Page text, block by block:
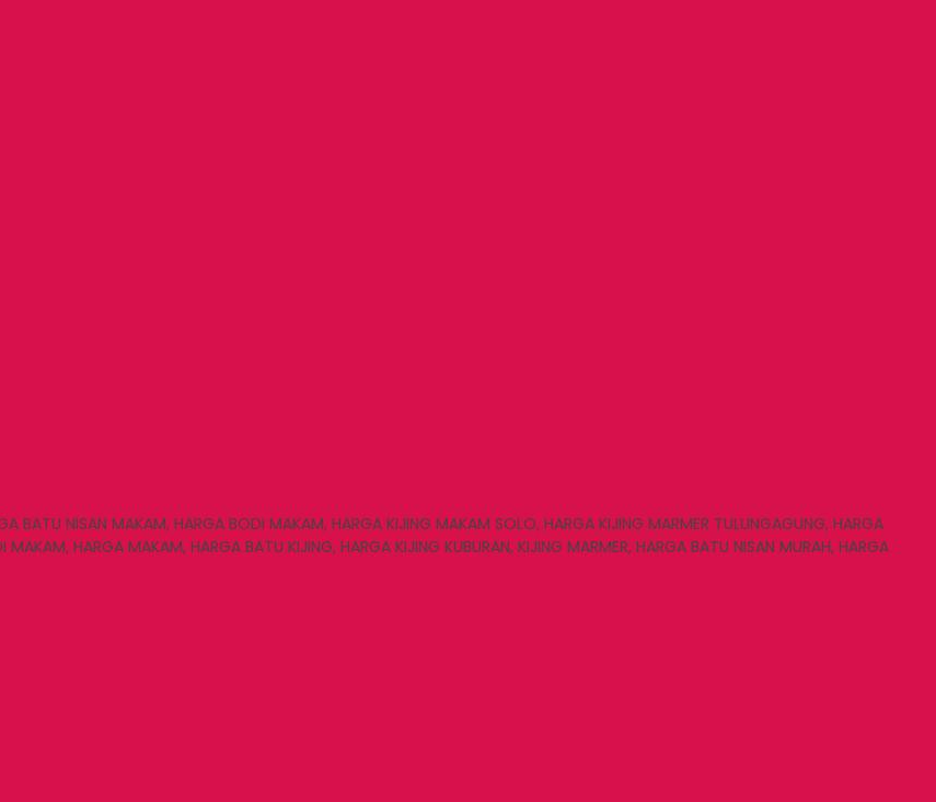
NISAN MAKAM, HARGA BODI MAKAM, HARGA KIJING MAKAM SOLO, HARGA KIJING MARMER TULUNGAGUNG, HARGA
HARGA MAKAM, HARGA BATU KIJING, HARGA KIJING KUBURAN, KIJING MARMER, HARGA BATU NISAN MURAH, HARGA